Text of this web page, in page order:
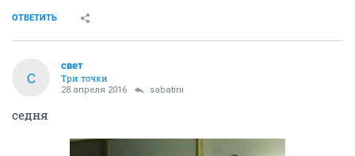
ОТВЕТИТЬ
С
свет
Три точки
28 апреля 2016 sabatini
седня